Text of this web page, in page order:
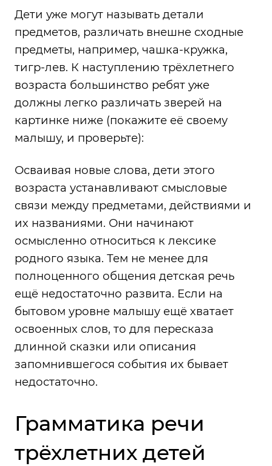
Дети уже могут называть детали
предметов, различать внешне сходные
предметы, например, чашка-кружка,
тигр-лев. К наступлению трёхлетнего
возраста большинство ребят уже
должны легко различать зверей на
картинке ниже (покажите её своему
малышу, и проверьте):
Осваивая новые слова, дети этого
возраста устанавливают смысловые
связи между предметами, действиями и
их названиями. Они начинают
осмысленно относиться к лексике
родного языка. Тем не менее для
полноценного общения детская речь
ещё недостаточно развита. Если на
бытовом уровне малышу ещё хватает
освоенных слов, то для пересказа
длинной сказки или описания
запомнившегося события их бывает
недостаточно.
Грамматика речи
трёхлетних детей